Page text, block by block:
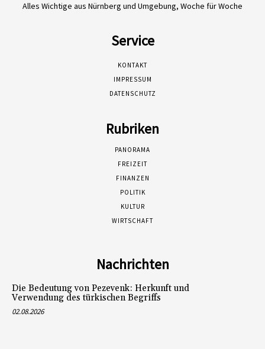
Alles Wichtige aus Nürnberg und Umgebung, Woche für Woche
Service
KONTAKT
IMPRESSUM
DATENSCHUTZ
Rubriken
PANORAMA
FREIZEIT
FINANZEN
POLITIK
KULTUR
WIRTSCHAFT
Nachrichten
Die Bedeutung von Pezevenk: Herkunft und
Verwendung des türkischen Begriffs
02.08.2026